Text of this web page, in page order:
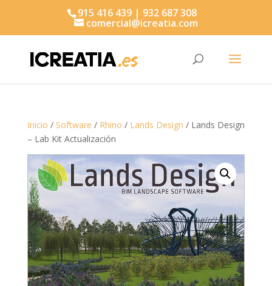
915 416 439 | 932 687 308
comercial@icreatia.com
Inicio / Software / Rhino / Lands Design / Lands Design
– Lab Kit Actualización